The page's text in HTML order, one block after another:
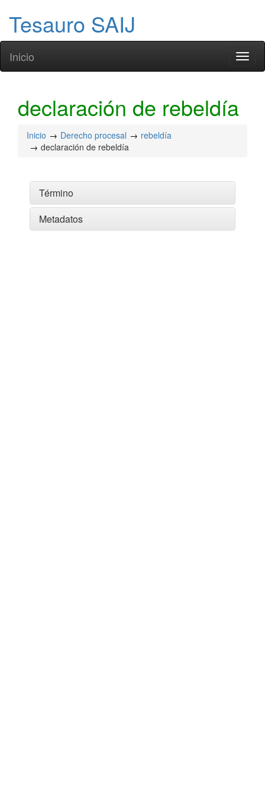
Tesauro SAIJ
Inicio
declaración de rebeldía
Inicio Derecho procesal
rebeldía
declaración de rebeldía
Término
Metadatos